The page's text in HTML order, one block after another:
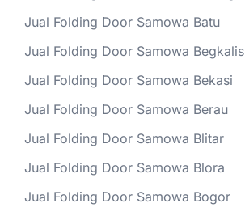
Jual Folding Door Samowa Batu
Jual Folding Door Samowa Begkalis
Jual Folding Door Samowa Bekasi
Jual Folding Door Samowa Berau
Jual Folding Door Samowa Blitar
Jual Folding Door Samowa Blora
Jual Folding Door Samowa Bogor